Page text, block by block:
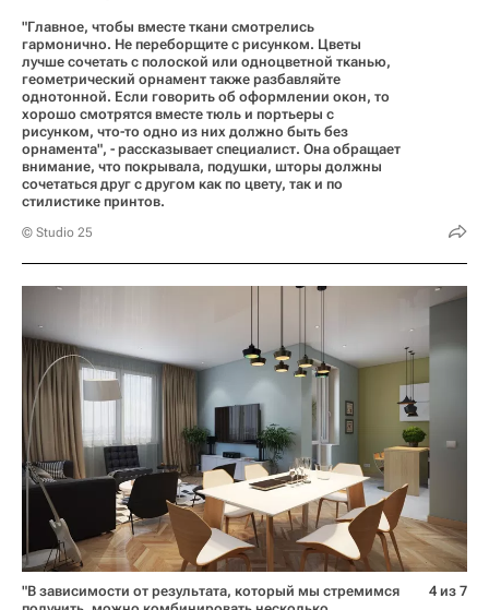
"Главное, чтобы вместе ткани смотрелись
гармонично. Не переборщите с рисунком. Цветы
лучше сочетать с полоской или одноцветной тканью,
геометрический орнамент также разбавляйте
однотонной. Если говорить об оформлении окон, то
хорошо смотрятся вместе тюль и портьеры с
рисунком, что-то одно из них должно быть без
орнамента", - рассказывает специалист. Она обращает
внимание, что покрывала, подушки, шторы должны
сочетаться друг с другом как по цвету, так и по
стилистике принтов.
© Studio 25
"В зависимости от результата, который мы стремимся
4 из 7